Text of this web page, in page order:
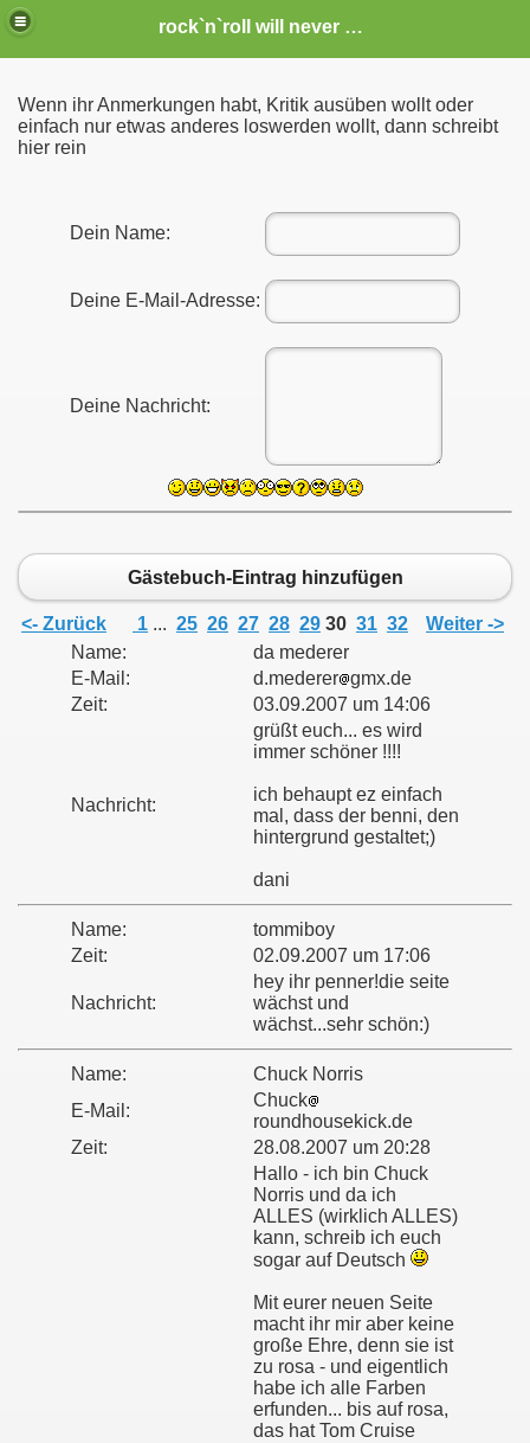
rock`n`roll will never die
Wenn ihr Anmerkungen habt, Kritik ausüben wollt oder
einfach nur etwas anderes loswerden wollt, dann schreibt
hier rein
Dein Name:
Deine E-Mail-Adresse:
Deine Nachricht:
Gästebuch-Eintrag hinzufügen
<- Zurück 1 ... 25 26 27 28 29 30 31 32
Weiter ->
Name:
da mederer
E-Mail:
d.mederer gmx.de
Zeit:
03.09.2007 um 14:06
Nachricht:
grüßt euch... es wird
immer schöner !!!!
ich behaupt ez einfach
mal, dass der benni, den
hintergrund gestaltet;)
dani
Name:
tommiboy
Zeit:
02.09.2007 um 17:06
Nachricht:
hey ihr penner!die seite
wächst und
wächst...sehr schön:)
Name:
Chuck Norris
E-Mail:
Chuck
roundhousekick.de
Zeit:
28.08.2007 um 20:28
Hallo - ich bin Chuck
Norris und da ich
ALLES (wirklich ALLES)
kann, schreib ich euch
sogar auf Deutsch
Mit eurer neuen Seite
macht ihr mir aber keine
große Ehre, denn sie ist
zu rosa - und eigentlich
habe ich alle Farben
erfunden... bis auf rosa,
das hat Tom Cruise